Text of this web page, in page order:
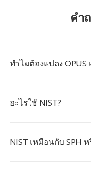
คำ
ทำไมต้องแปลง OPUS
อะไรใช้ NIST?
NIST เหมือนกับ SPH ห